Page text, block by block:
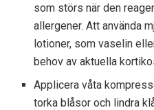
som störs när den
allergener. Att använda
lotioner, som vaselin
behov av aktuella
Applicera våta
torka blåsor och lindra